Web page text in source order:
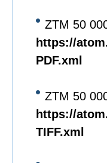
ZTM 50
https://
PDF.xml
ZTM 50
https://
TIFF.xml